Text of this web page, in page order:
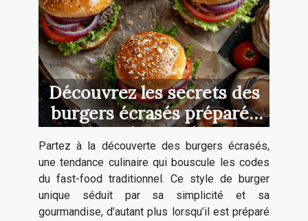
Découvrez les secrets des
burgers écrasés préparés
avec des produits
régionaux
Partez à la découverte des burgers écrasés,
une tendance culinaire qui bouscule les codes
du fast-food traditionnel. Ce style de burger
unique séduit par sa simplicité et sa
gourmandise, d’autant plus lorsqu’il est préparé